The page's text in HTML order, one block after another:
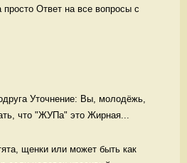
Ответ на все вопросы с
Уточнение: Вы, молодёжь,
что "ЖУПа" это Жирная...
щенки или может быть как